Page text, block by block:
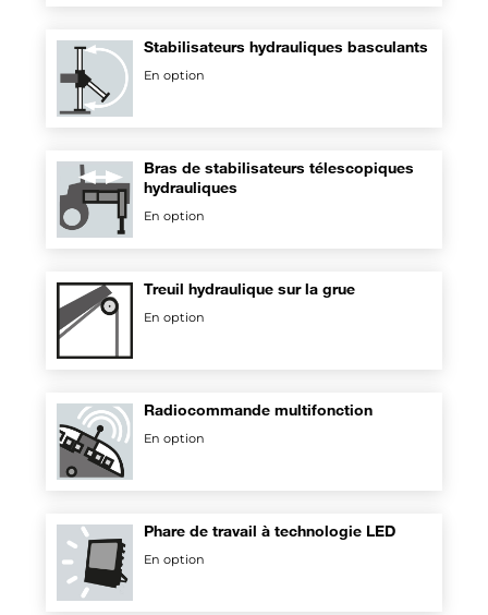
Stabilisateurs hydrauliques basculants
En option
Bras de stabilisateurs télescopiques
hydrauliques
En option
Treuil hydraulique sur la grue
En option
Radiocommande multifonction
En option
Phare de travail à technologie LED
En option